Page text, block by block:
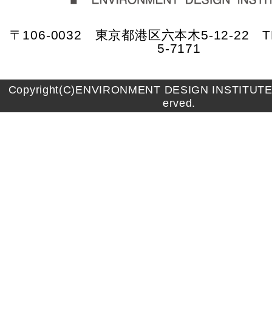
〒106-0032 東京都港区六本木5-12-22
5-7171
Copyright(C)ENVIRONMENT DESIGN
erved.